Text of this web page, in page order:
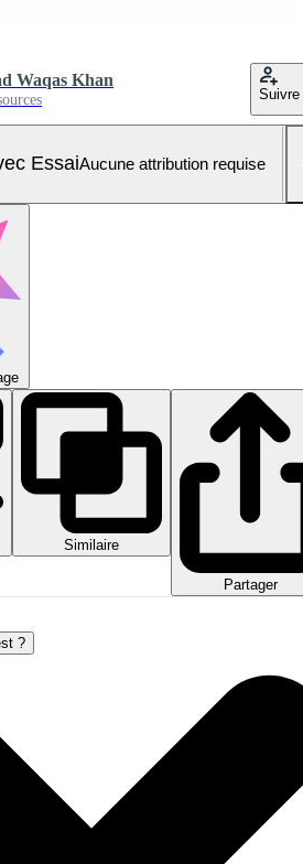
Waqas Khan
Suivre
EssaiAucune attribution requise
Similaire
Partager
?